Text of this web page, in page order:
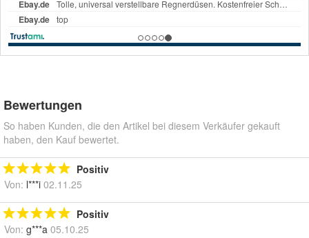
Bewertungen
So haben Kunden, die den Artikel bei diesem Verkäufer gekauft
haben, den Kauf bewertet.
Positiv
Von: l***i 02.11.25
Positiv
Von: g***a 05.10.25